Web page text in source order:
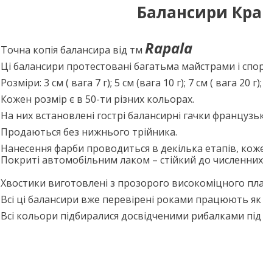
Балансири
Точна копія балансира від тм Rapala
Ці балансири протестовані багатьма майстрами і
Розміри: 3 см ( вага 7 г); 5 см (вага 10 г); 7 см ( вага 20
Кожен розмір є в 50-ти різних кольорах.
На них встановлені гострі балансирні гачки
Продаються без нижнього трійника.
Нанесення фарби проводиться в декілька етапів,
Покриті автомобільним лаком – стійкий до численних
Хвостики виготовлені з прозорого високоміцного
Всі ці балансири вже перевірені роками працюють
Всі кольори підбиралися досвідченими рибалками під